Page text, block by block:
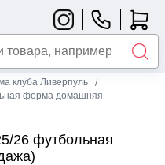
клуба Ливерпуль
форма домашняя
26 футбольная